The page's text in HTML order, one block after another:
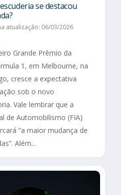
se destacou
atualização: 06/03/2026
Grande Prêmio da
1, em Melbourne, na
cresce a expectativa
sob o novo
Vale lembrar que a
de Automobilismo (FIA)
“a maior mudança de
Além...